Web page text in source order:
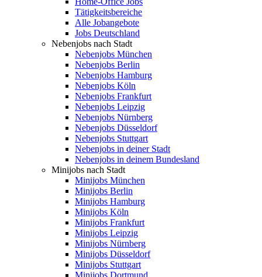
Tätigkeitsbereiche
Alle Jobangebote
Jobs Deutschland
Nebenjobs nach Stadt
Nebenjobs München
Nebenjobs Berlin
Nebenjobs Hamburg
Nebenjobs Köln
Nebenjobs Frankfurt
Nebenjobs Leipzig
Nebenjobs Nürnberg
Nebenjobs Düsseldorf
Nebenjobs Stuttgart
Nebenjobs in deiner Stadt
Nebenjobs in deinem Bundesland
Minijobs nach Stadt
Minijobs München
Minijobs Berlin
Minijobs Hamburg
Minijobs Köln
Minijobs Frankfurt
Minijobs Leipzig
Minijobs Nürnberg
Minijobs Düsseldorf
Minijobs Stuttgart
Minijobs Dortmund